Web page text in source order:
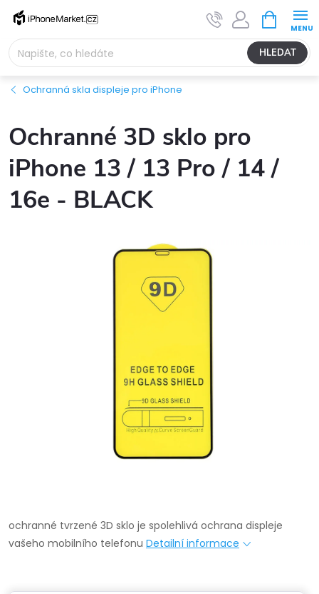
Přejít
obsah
HLEDAT
NÁKUPNÍ
KOŠÍK
Ochranná skla displeje pro iPhone
Ochranné 3D sklo pro
iPhone 13 / 13 Pro / 14 /
16e - BLACK
ochranné tvrzené 3D sklo je spolehlivá ochrana displeje
vašeho mobilního telefonu Detailní informace